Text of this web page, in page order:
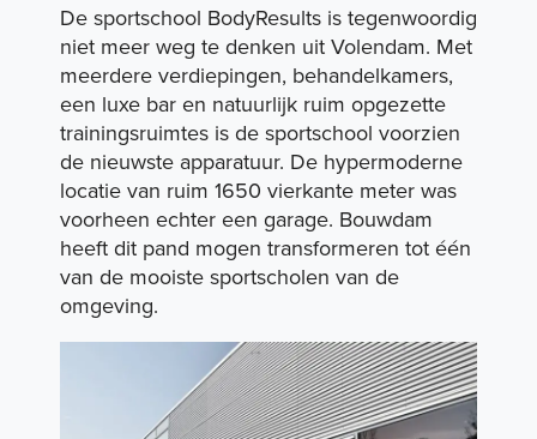
Projecten
Expertises
Portfolio
Over ons
De sportschool BodyResults is tegenwoordig
niet meer weg te denken uit Volendam. Met
meerdere verdiepingen, behandelkamers,
een luxe bar en natuurlijk ruim opgezette
trainingsruimtes is de sportschool voorzien
de nieuwste apparatuur. De hypermoderne
locatie van ruim 1650 vierkante meter was
voorheen echter een garage. Bouwdam
heeft dit pand mogen transformeren tot één
van de mooiste sportscholen van de
omgeving.